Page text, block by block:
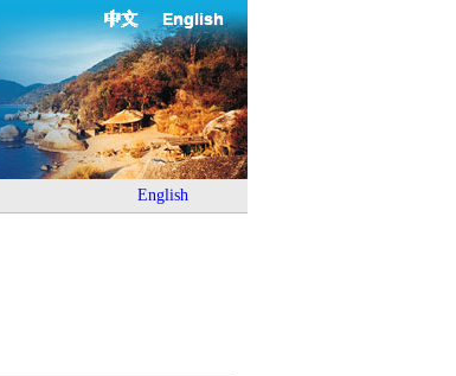
English
中文
English